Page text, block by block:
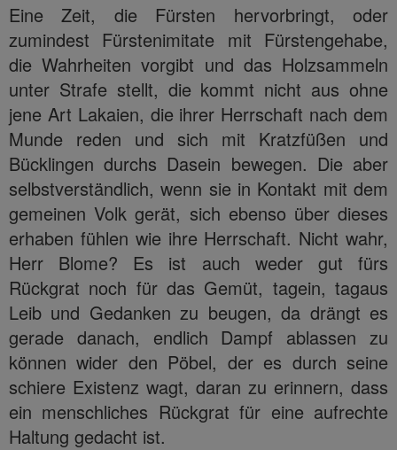
Eine Zeit, die Fürsten hervorbringt, oder
zumindest Fürstenimitate mit Fürstengehabe,
die Wahrheiten vorgibt und das Holzsammeln
unter Strafe stellt, die kommt nicht aus ohne
jene Art Lakaien, die ihrer Herrschaft nach dem
Munde reden und sich mit Kratzfüßen und
Bücklingen durchs Dasein bewegen. Die aber
selbstverständlich, wenn sie in Kontakt mit dem
gemeinen Volk gerät, sich ebenso über dieses
erhaben fühlen wie ihre Herrschaft. Nicht wahr,
Herr Blome? Es ist auch weder gut fürs
Rückgrat noch für das Gemüt, tagein, tagaus
Leib und Gedanken zu beugen, da drängt es
gerade danach, endlich Dampf ablassen zu
können wider den Pöbel, der es durch seine
schiere Existenz wagt, daran zu erinnern, dass
ein menschliches Rückgrat für eine aufrechte
Haltung gedacht ist.